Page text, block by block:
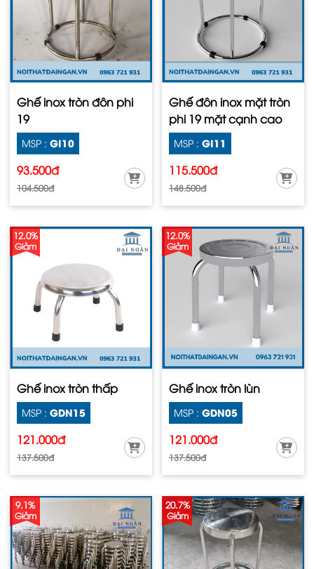
Ghế inox tròn đôn phi
19
MSP : GI10
93.500đ
104.500đ
Ghế đôn inox mặt tròn
phi 19 mặt cạnh cao
MSP : GI11
115.500đ
148.500đ
12.0%
Giảm
Ghế inox tròn thấp
MSP : GDN15
121.000đ
137.500đ
12.0%
Giảm
Ghế inox tròn lùn
MSP : GDN05
121.000đ
137.500đ
9.1%
Giảm
20.7%
Giảm